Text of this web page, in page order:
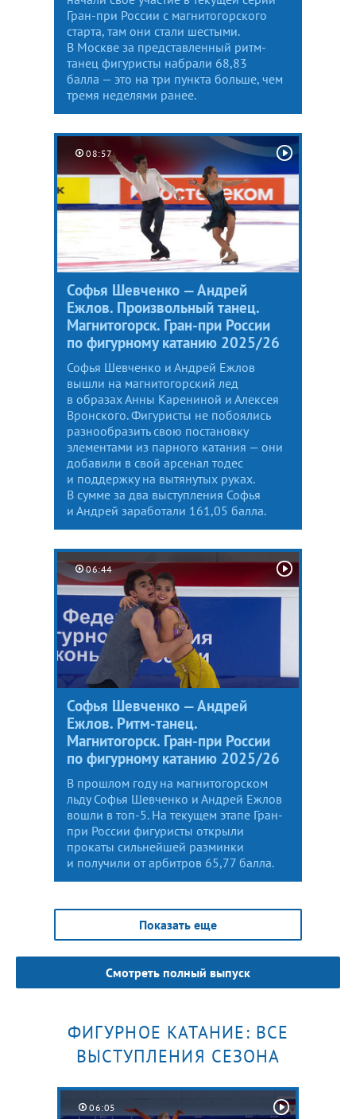
Гран-при России с магнитогорского
старта, там они стали шестыми.
В Москве за представленный ритм-
танец фигуристы набрали 68,83
балла — это на три пункта больше, чем
тремя неделями ранее.
08:57
Софья Шевченко — Андрей
Ежлов. Произвольный танец.
Магнитогорск. Гран-при России
по фигурному катанию 2025/26
Софья Шевченко и Андрей Ежлов
вышли на магнитогорский лед
в образах Анны Карениной и Алексея
Вронского. Фигуристы не побоялись
разнообразить свою постановку
элементами из парного катания — они
добавили в свой арсенал тодес
и поддержку на вытянутых руках.
В сумме за два выступления Софья
и Андрей заработали 161,05 балла.
06:44
Софья Шевченко — Андрей
Ежлов. Ритм-танец.
Магнитогорск. Гран-при России
по фигурному катанию 2025/26
В прошлом году на магнитогорском
льду Софья Шевченко и Андрей Ежлов
вошли в топ-5. На текущем этапе Гран-
при России фигуристы открыли
прокаты сильнейшей разминки
и получили от арбитров 65,77 балла.
Показать еще
Смотреть полный выпуск
ФИГУРНОЕ КАТАНИЕ: ВСЕ
ВЫСТУПЛЕНИЯ СЕЗОНА
06:05